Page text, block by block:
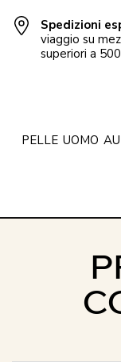
Spedizioni
viaggio su
superiori a
PELLE UOMO